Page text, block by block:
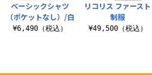
リコリス ファースト
制服
¥49,500（税込）
ベーシックシャツ
（ポケットなし）/白
¥6,490（税込）